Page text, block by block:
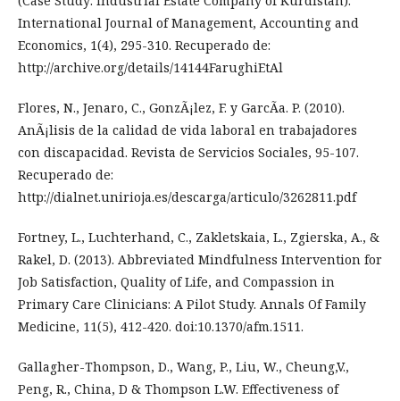
International Journal of Management, Accounting and
Economics, 1(4), 295-310. Recuperado de:
http://archive.org/details/14144FarughiEtAl
Flores, N., Jenaro, C., GonzÃ¡lez, F. y GarcÃ­a. P. (2010).
AnÃ¡lisis de la calidad de vida laboral en trabajadores
con discapacidad. Revista de Servicios Sociales, 95-107.
Recuperado de:
http://dialnet.unirioja.es/descarga/articulo/3262811.pdf
Fortney, L., Luchterhand, C., Zakletskaia, L., Zgierska, A., &
Rakel, D. (2013). Abbreviated Mindfulness Intervention for
Job Satisfaction, Quality of Life, and Compassion in
Primary Care Clinicians: A Pilot Study. Annals Of Family
Medicine, 11(5), 412-420. doi:10.1370/afm.1511.
Gallagher-Thompson, D., Wang, P., Liu, W., Cheung,V.,
Peng, R., China, D & Thompson L.W. Effectiveness of